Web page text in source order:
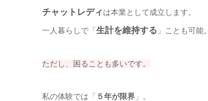
チャットレディは本業として成立します。
一人暮らしで「 生計を維持する 」ことも可能。
ただし、困ることも多いです。
私の体験では「 ５年が限界 」。